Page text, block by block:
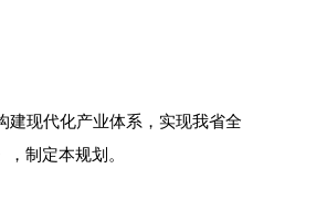
现代化产业体系，实现我省全
制定本规划。